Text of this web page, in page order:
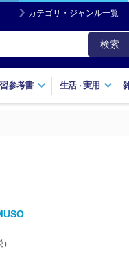
カテゴリ・ジャンル一覧
検索
参考書 生活・実用